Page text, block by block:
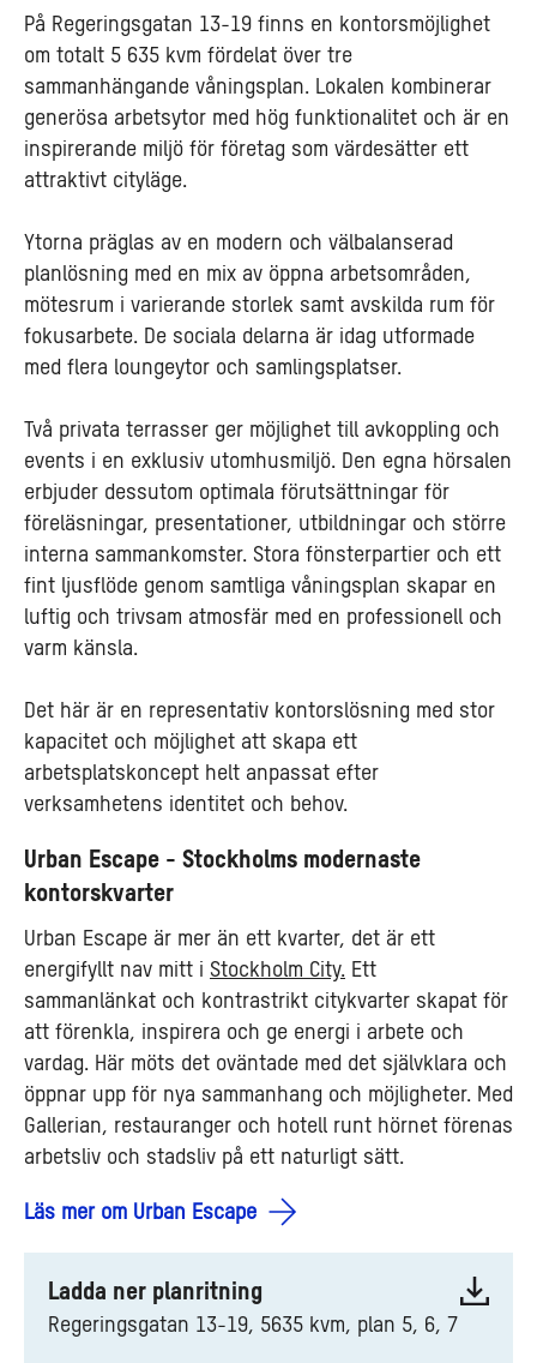
På Regeringsgatan 13-19 finns en kontorsmöjlighet
om totalt 5 635 kvm fördelat över tre
sammanhängande våningsplan. Lokalen kombinerar
generösa arbetsytor med hög funktionalitet och är en
inspirerande miljö för företag som värdesätter ett
attraktivt cityläge.
Ytorna präglas av en modern och välbalanserad
planlösning med en mix av öppna arbetsområden,
mötesrum i varierande storlek samt avskilda rum för
fokusarbete. De sociala delarna är idag utformade
med flera loungeytor och samlingsplatser.
Två privata terrasser ger möjlighet till avkoppling och
events i en exklusiv utomhusmiljö. Den egna hörsalen
erbjuder dessutom optimala förutsättningar för
föreläsningar, presentationer, utbildningar och större
interna sammankomster. Stora fönsterpartier och ett
fint ljusflöde genom samtliga våningsplan skapar en
luftig och trivsam atmosfär med en professionell och
varm känsla.
Det här är en representativ kontorslösning med stor
kapacitet och möjlighet att skapa ett
arbetsplatskoncept helt anpassat efter
verksamhetens identitet och behov.
Urban Escape - Stockholms modernaste
kontorskvarter
Urban Escape är mer än ett kvarter, det är ett
energifyllt nav mitt i Stockholm City. Ett
sammanlänkat och kontrastrikt citykvarter skapat för
att förenkla, inspirera och ge energi i arbete och
vardag. Här möts det oväntade med det självklara och
öppnar upp för nya sammanhang och möjligheter. Med
Gallerian, restauranger och hotell runt hörnet förenas
arbetsliv och stadsliv på ett naturligt sätt.
Läs mer om Urban Escape
Ladda ner planritning
Regeringsgatan 13-19, 5635 kvm, plan 5, 6, 7